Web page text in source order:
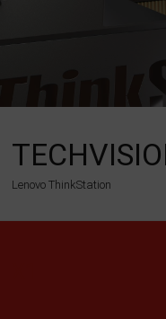
Lenovo ThinkStation